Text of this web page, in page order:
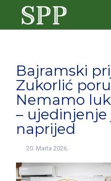
Bajramski
Zukorlić
Nemamo
–
naprijed
20. Marta 2026.